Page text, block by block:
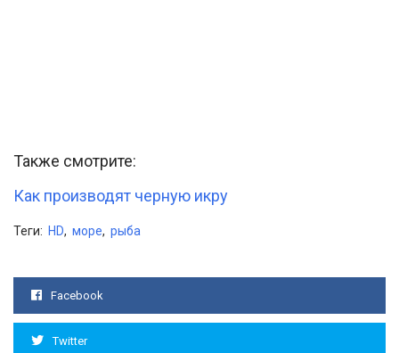
Также смотрите:
Как производят черную икру
Теги: HD, море, рыба
Facebook
Twitter